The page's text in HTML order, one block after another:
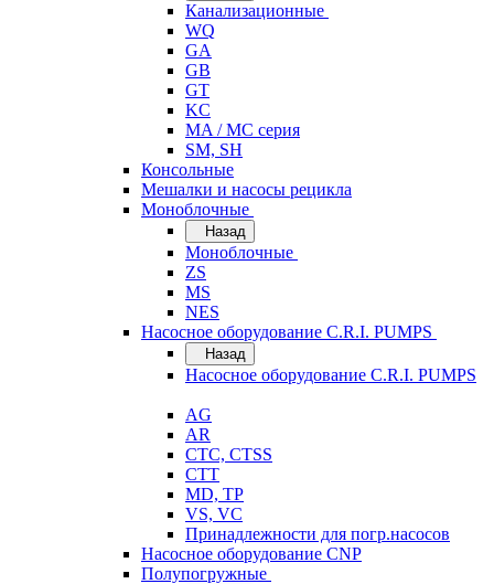
Канализационные
WQ
GA
GB
GT
KC
MA / MC серия
SM, SH
Консольные
Мешалки и насосы рецикла
Моноблочные
Назад
Моноблочные
ZS
MS
NES
Насосное оборудование C.R.I. PUMPS
Назад
Насосное оборудование C.R.I. PUMPS
AG
AR
CTC, CTSS
CTT
MD, TP
VS, VC
Принадлежности для погр.насосов
Насосное оборудование CNP
Полупогружные